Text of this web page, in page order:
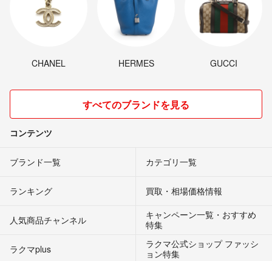
○ インストールサポート
○ リピーター様向け特別お値引き
○ ご希望機種の出品
お取引完了前に生じた初期の不具合は、無償にて交換、修理、または返
失、改造により生じた不具合を除く）に対応いたします。
CHANEL HERMES GUCCI
すべてのブランドを見る
コンテンツ
ブランド一覧 カテゴリ一覧
ランキング 買取・相場価格情報
人気商品チャンネル
キャンペーン一覧・おすすめ
特集
ラクマplus
ラクマ公式ショップ ファッシ
ョン特集